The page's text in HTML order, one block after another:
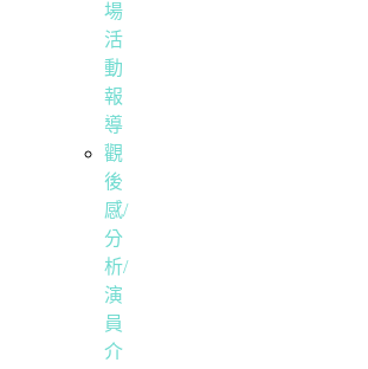
場
活
動
報
導
觀
後
感/
分
析/
演
員
介